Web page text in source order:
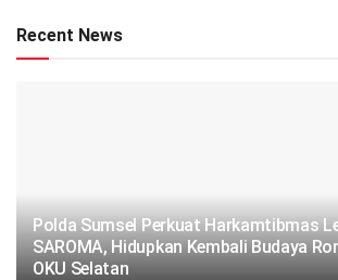
Recent News
Polda Sumsel Perkuat Harkamtibmas
SAROMA, Hidupkan Kembali Budaya
OKU Selatan